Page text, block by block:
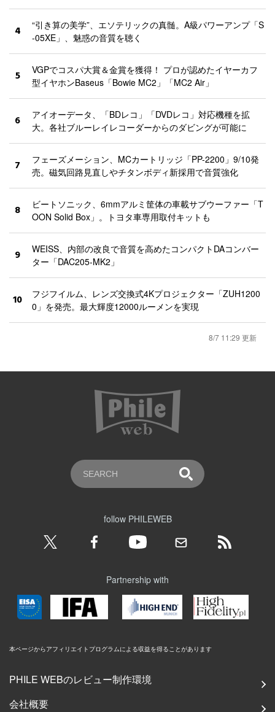
4
“引き算の美学”、エソテリックの真髄。A級パワーアンプ「S
-05XE」、魅惑の音質を聴く
5
VGPでコスパ大賞＆金賞を獲得！ プロが認めたイヤーカフ
型イヤホンBaseus「Bowie MC2」「MC2 Air」
6
アイオーデータ、「BDレコ」「DVDレコ」対応機種を拡
大。各社ブルーレイレコーダーからのダビングが可能に
7
フェーズメーション、MCカートリッジ「PP-2200」9/10発
売。磁気回路見直しやチタンボディ新採用で音質強化
8
ビートソニック、6mmアルミ筐体の車載サブウーファー「T
OON Solid Box」。トヨタ車専用取付キットも
9
WEISS、内部の改良で音質を高めたコンパクトDAコンバー
ター「DAC205-MK2」
10
フジフイルム、レンズ交換式4Kプロジェクター「ZUH1200
0」を発売。最大輝度12000ルーメンを実現
8/7 11:29 更新
follow PHILEWEB
Partnership with
本ページからアフィリエイトプログラムによる収益を得ることがあります
PHILE WEBのレビュー制作環境
会社概要